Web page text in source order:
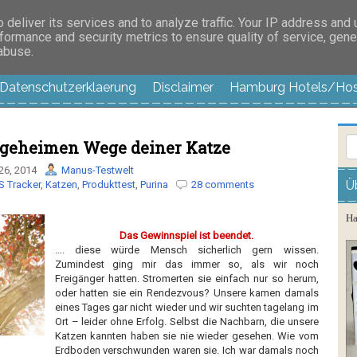
außer langweilig
Datenschutzerklaerung Disclaimer Hamburg Hotels/
Wege deiner Katze
2014
Manus-Testwelt
Tracker, Katzen, Produkttest, Purina 28 comments
Das Gewinnspiel ist beendet.
…. diese würde Mensch sicherlich gern wissen.
Zumindest ging mir das immer so, als wir noch
Freigänger hatten. Stromerten sie einfach nur so herum,
oder hatten sie ein Rendezvous? Unsere kamen damals
eines Tages gar nicht wieder und wir suchten tagelang im
Ort – leider ohne Erfolg. Selbst die Nachbarn, die unsere
Katzen kannten haben sie nie wieder gesehen. Wie vom
Erdboden verschwunden waren sie. Ich war damals noch
its services and to analyze traffic. Your IP address and
and security metrics to ensure quality of service,